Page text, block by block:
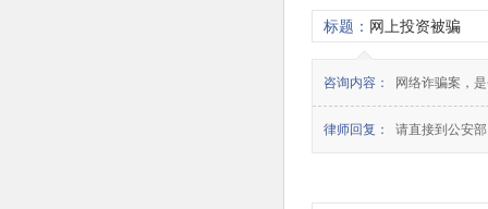
标题： 网上投资被骗
咨询内容： 网络诈骗案，
律师回复： 请直接到公安